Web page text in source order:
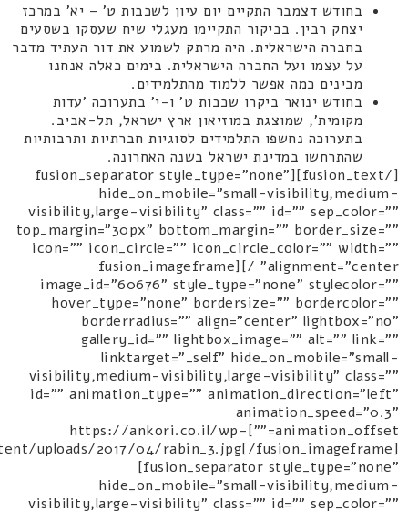
בחודש דצמבר התקיים יום עיון לשכבות ט' – יא' במרכז
יצחק רבין. בביקור התקיימו מעגלי שיח שעסקו בשסעים
בחברה הישראלית. היה מרתק לשמוע את דור העתיד מדבר
על עצמו ועל החברה הישראלית. בימים כאלה אנחנו
מבינים כמה אפשר ללמוד מהתלמידים.
בחודש ינואר ביקרו שכבות ט' ו-י' בתערוכה 'עדות
מקומית', שמוצגת במוזיאון ארץ ישראל, תל-אביב.
בתערוכה נחשפו התלמידים לסוגיות חברתיות ותרבותיות
שהתרחשו במדינת ישראל בשנה האחרונה.
[/fusion_text][fusion_separator style_type="none"
hide_on_mobile="small-visibility,medium-
visibility,large-visibility" class="" id="" sep_color=""
top_margin="30px" bottom_margin="" border_size=""
icon="" icon_circle="" icon_circle_color="" width=""
alignment="center" /][fusion_imageframe
image_id="60676" style_type="none" stylecolor=""
hover_type="none" bordersize="" bordercolor=""
borderradius="" align="center" lightbox="no"
gallery_id="" lightbox_image="" alt="" link=""
linktarget="_self" hide_on_mobile="small-
visibility,medium-visibility,large-visibility" class=""
id="" animation_type="" animation_direction="left"
animation_speed="0.3"
animation_offset=""]https://ankori.co.il/wp-
uploads/2017/04/rabin_3.jpg[/fusion_imageframe]
[fusion_separator style_type="none"
hide_on_mobile="small-visibility,medium-
visibility,large-visibility" class="" id="" sep_color=""